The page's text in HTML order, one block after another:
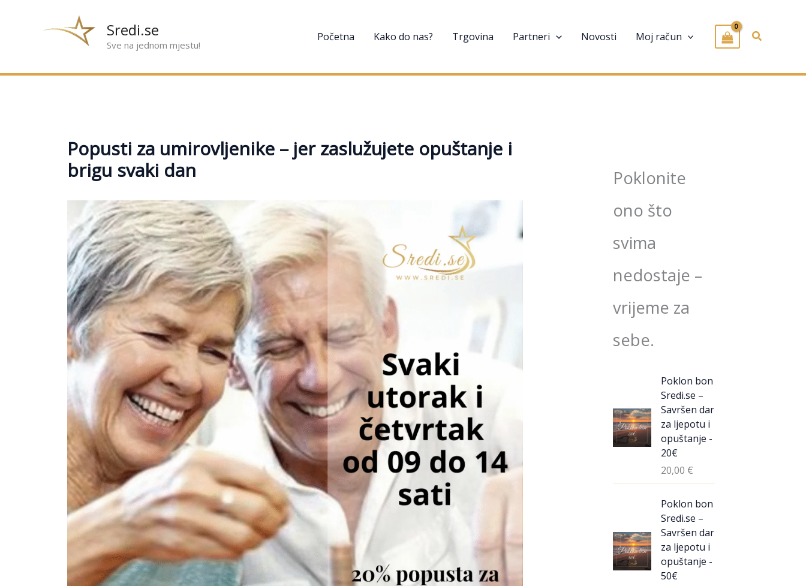
Sredi.se
Sve na jednom mjestu!
Početna Kako do nas? Trgovina Partneri Novosti Moj račun
Popusti za umirovljenike – jer zaslužujete opuštanje i
brigu svaki dan
Poklonite
ono što
svima
nedostaje –
vrijeme za
sebe.
Poklon bon
Sredi.se –
Savršen dar
za ljepotu i
opuštanje -
20€
20,00 €
Poklon bon
Sredi.se –
Savršen dar
za ljepotu i
opuštanje -
50€